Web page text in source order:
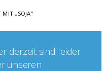
„SOJA“
derzeit sind leider
unseren